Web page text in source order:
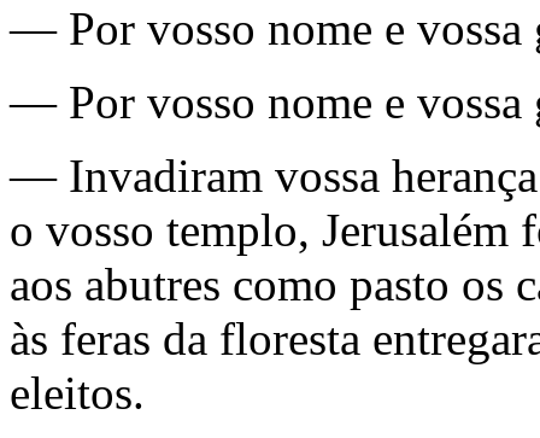
— Por vosso nome e
— Por vosso nome e
— Invadiram vossa
o vosso templo, Jerusalém
aos abutres como pasto os
às feras da floresta
eleitos.